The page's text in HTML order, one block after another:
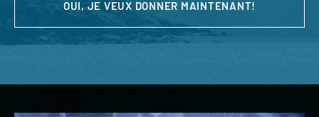
OUI, JE VEUX DONNER MAINTENANT!